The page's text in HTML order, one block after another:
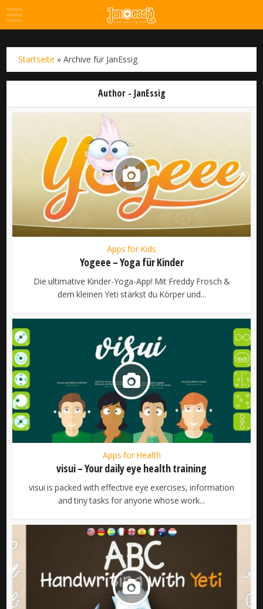
Startseite »Archive für JanEssig
Author - JanEssig
Apps for Kids
Yogeee – Yoga für Kinder
Die ultimative Kinder-Yoga-App! Mit Freddy Frosch &
dem kleinen Yeti stärkst du Körper und...
Apps for Health
visui – Your daily eye health training
visui is packed with effective eye exercises, information
and tiny tasks for anyone whose work...